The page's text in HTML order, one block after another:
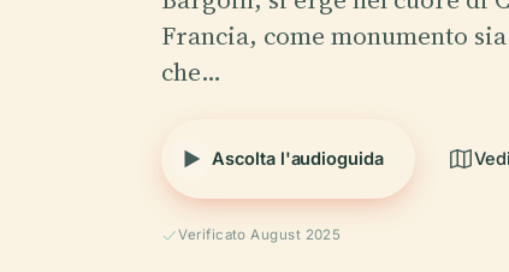
Francia, come monumento
che…
Ascolta l'audioguida
Verificato August 2025